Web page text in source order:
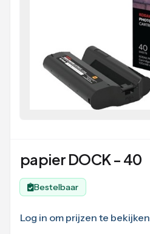
papier DOCK - 40
Bestelbaar
Log in om prijzen te bekijken